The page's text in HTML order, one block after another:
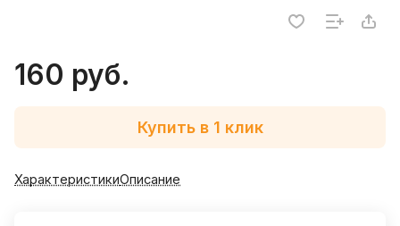
160 руб.
Купить в 1 клик
ХарактеристикиОписание